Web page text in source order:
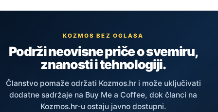
KOZMOS BEZ OGLASA
Podrži neovisne priče o svemiru,
znanosti i tehnologiji.
Članstvo pomaže održati Kozmos.hr i može uključivati
dodatne sadržaje na Buy Me a Coffee, dok članci na
Kozmos.hr-u ostaju javno dostupni.